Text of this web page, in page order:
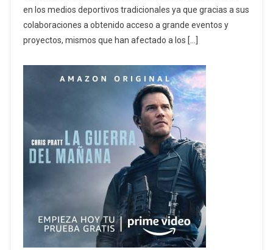
en los medios deportivos tradicionales ya que gracias a sus
colaboraciones a obtenido acceso a grande eventos y
proyectos, mismos que han afectado a los […]